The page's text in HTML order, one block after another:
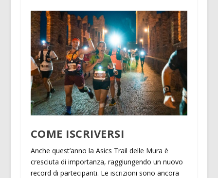
COME ISCRIVERSI
Anche quest’anno la Asics Trail delle Mura è
cresciuta di importanza, raggiungendo un nuovo
record di partecipanti. Le iscrizioni sono ancora